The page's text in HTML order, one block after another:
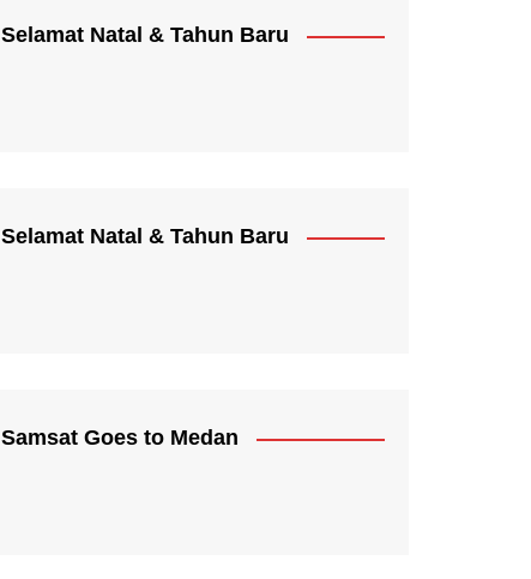
Selamat Natal & Tahun Baru
Selamat Natal & Tahun Baru
Samsat Goes to Medan